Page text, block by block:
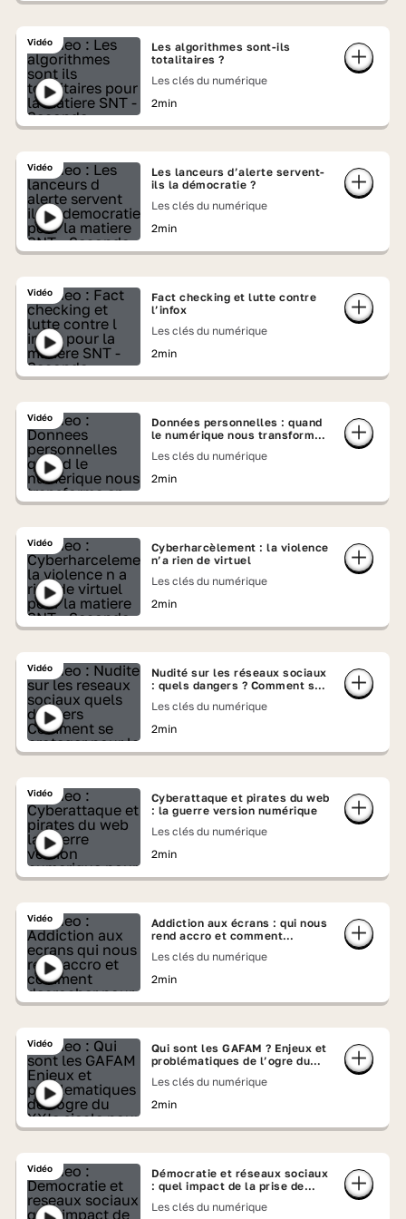
Vidéo
Les algorithmes sont-ils
totalitaires ?
Les clés du numérique
2min
Vidéo
Les lanceurs d’alerte servent-
ils la démocratie ?
Les clés du numérique
2min
Vidéo
Fact checking et lutte contre
l’infox
Les clés du numérique
2min
Vidéo
Données personnelles : quand
le numérique nous transforme
Les clés du numérique
2min
Vidéo
Cyberharcèlement : la violence
n’a rien de virtuel
Les clés du numérique
2min
Vidéo
Nudité sur les réseaux sociaux
: quels dangers ? Comment se
Les clés du numérique
2min
Vidéo
Cyberattaque et pirates du web
: la guerre version numérique
Les clés du numérique
2min
Vidéo
Addiction aux écrans : qui nous
rend accro et comment
Les clés du numérique
2min
Vidéo
Qui sont les GAFAM ? Enjeux et
problématiques de l’ogre du
Les clés du numérique
2min
Vidéo
Démocratie et réseaux sociaux
: quel impact de la prise de
Les clés du numérique